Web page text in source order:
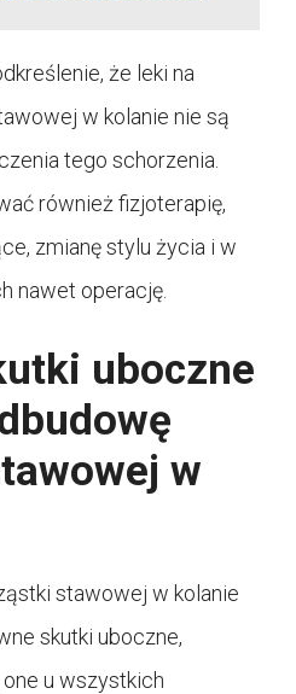
że leki na
w kolanie nie są
tego schorzenia.
również fizjoterapię,
zmianę stylu życia i w
nawet operację.
uboczne
w
stawowej w kolanie
skutki uboczne,
u wszystkich